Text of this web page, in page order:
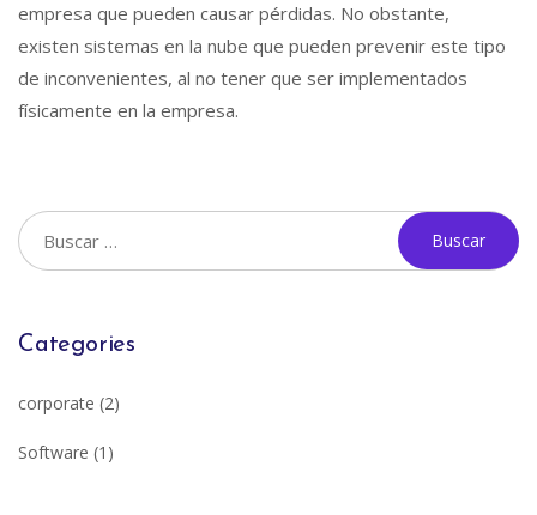
empresa que pueden causar pérdidas. No obstante,
existen sistemas en la nube que pueden prevenir este tipo
de inconvenientes, al no tener que ser implementados
físicamente en la empresa.
Categories
corporate (2)
Software (1)